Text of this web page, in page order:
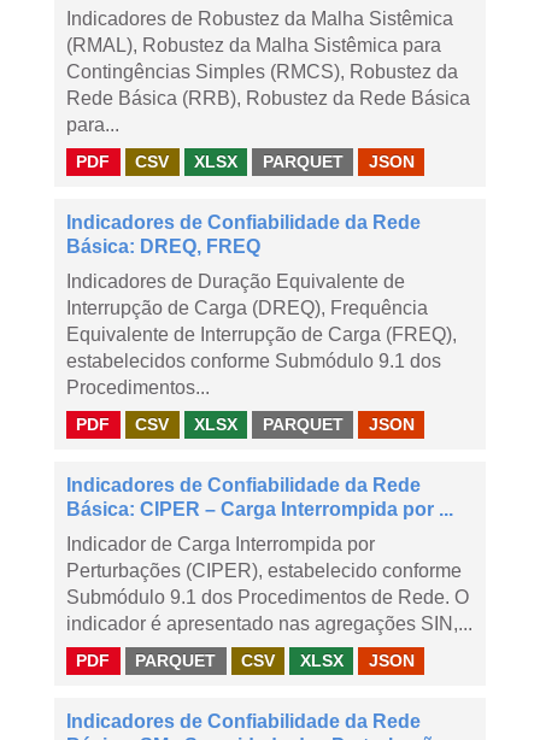
Indicadores de Robustez da Malha Sistêmica
(RMAL), Robustez da Malha Sistêmica para
Contingências Simples (RMCS), Robustez da
Rede Básica (RRB), Robustez da Rede Básica
para...
PDF CSV XLSX PARQUET JSON
Indicadores de Confiabilidade da Rede
Básica: DREQ, FREQ
Indicadores de Duração Equivalente de
Interrupção de Carga (DREQ), Frequência
Equivalente de Interrupção de Carga (FREQ),
estabelecidos conforme Submódulo 9.1 dos
Procedimentos...
PDF CSV XLSX PARQUET JSON
Indicadores de Confiabilidade da Rede
Básica: CIPER – Carga Interrompida por ...
Indicador de Carga Interrompida por
Perturbações (CIPER), estabelecido conforme
Submódulo 9.1 dos Procedimentos de Rede. O
indicador é apresentado nas agregações SIN,...
PDF PARQUET CSV XLSX JSON
Indicadores de Confiabilidade da Rede